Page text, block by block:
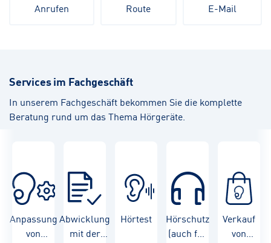
Anrufen Route E-Mail
Services im Fachgeschäft
In unserem Fachgeschäft bekommen Sie die komplette
Beratung rund um das Thema Hörgeräte.
Anpassung
von
Abwicklung
mit der
Hörtest
Hörschutz
(auch für
Verkauf
von